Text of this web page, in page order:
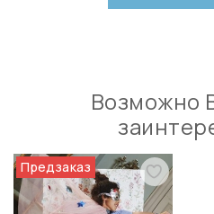
Возможно
Предзаказ